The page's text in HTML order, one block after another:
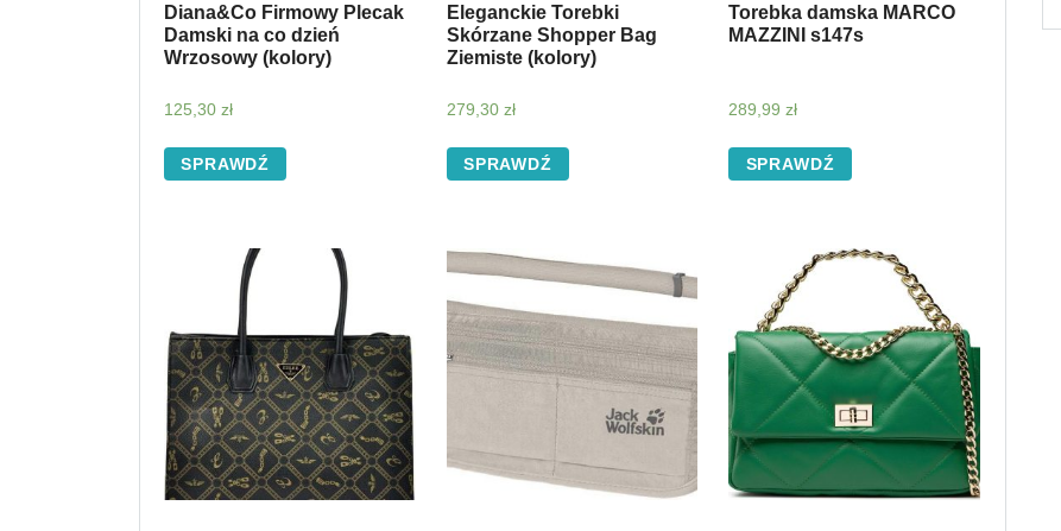
Diana&Co Firmowy Plecak
Damski na co dzień
Wrzosowy (kolory)
125,30 zł
SPRAWDŹ
Eleganckie Torebki
Skórzane Shopper Bag
Ziemiste (kolory)
279,30 zł
SPRAWDŹ
Torebka damska MARCO
MAZZINI s147s
289,99zł
SPRAWDŹ